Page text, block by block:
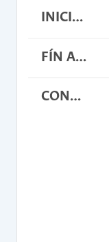
INICIO ACTIVIDAD
FÍN ACTIVIDAD
CONDICIONES